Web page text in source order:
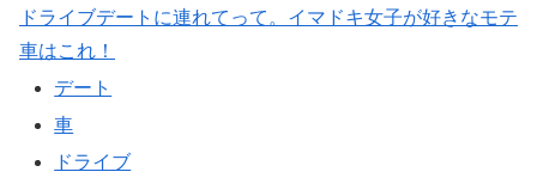
ドライブデートに連れてって。イマドキ女子が好きなモテ
車はこれ！
デート
車
ドライブ